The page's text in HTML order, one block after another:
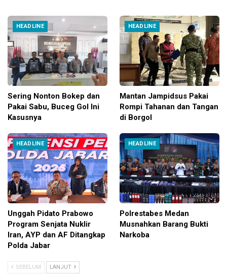
HEADLINE
Sering Nonton Bokep dan
Pakai Sabu, Buceg Gol Ini
Kasusnya
HEADLINE
Mantan Jampidsus Pakai
Rompi Tahanan dan Tangan
di Borgol
HEADLINE
Unggah Pidato Prabowo
Program Senjata Nuklir
Iran, AYP dan AF Ditangkap
Polda Jabar
HEADLINE
Polrestabes Medan
Musnahkan Barang Bukti
Narkoba
SEBELUM LANJUT